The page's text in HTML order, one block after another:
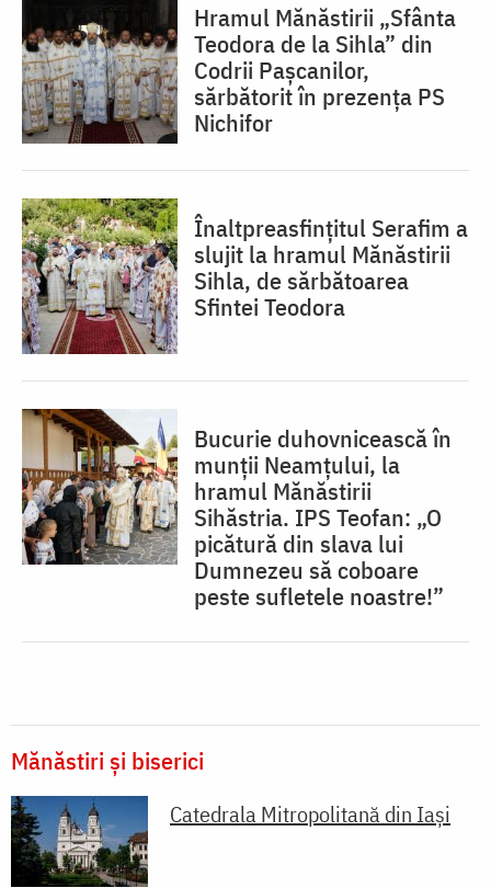
Hramul Mănăstirii „Sfânta
Teodora de la Sihla” din
Codrii Pașcanilor,
sărbătorit în prezența PS
Nichifor
Înaltpreasfințitul Serafim a
slujit la hramul Mănăstirii
Sihla, de sărbătoarea
Sfintei Teodora
Bucurie duhovnicească în
munții Neamțului, la
hramul Mănăstirii
Sihăstria. IPS Teofan: „O
picătură din slava lui
Dumnezeu să coboare
peste sufletele noastre!”
Mănăstiri și biserici
Catedrala Mitropolitană din Iaşi